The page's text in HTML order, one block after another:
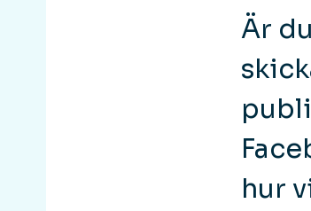
Är
hur